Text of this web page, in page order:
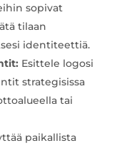
sopivat
tilaan
identiteettiä.
Esittele logosi
strategisissa
tai
paikallista